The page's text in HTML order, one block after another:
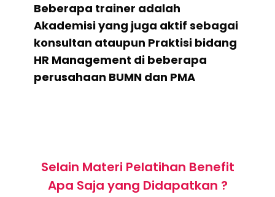
Beberapa trainer adalah
Akademisi yang juga aktif sebagai
konsultan ataupun Praktisi bidang
HR Management di beberapa
perusahaan BUMN dan PMA
Selain Materi Pelatihan Benefit
Apa Saja yang Didapatkan ?